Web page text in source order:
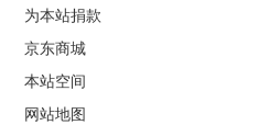
为本站捐款
京东商城
本站空间
网站地图